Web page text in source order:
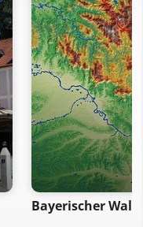
Bayerischer Wald